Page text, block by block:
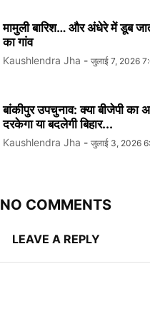
मामुली बारिश… और अंधेरे में डूब
का गांव
Kaushlendra Jha - जुलाई 7, 2026
बांकीपुर उपचुनाव: क्या बीजेपी का
दरकेगा या बदलेगी बिहार...
Kaushlendra Jha - जुलाई 3, 2026
NO COMMENTS
LEAVE A REPLY